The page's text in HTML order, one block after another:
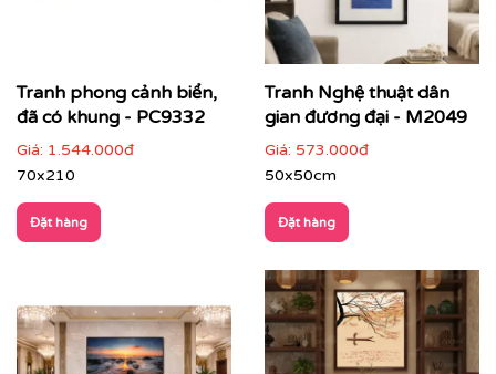
Tranh phong cảnh biển,
đã có khung - PC9332
Giá: 1.544.000đ
70x210
Đặt hàng
Tranh Nghệ thuật dân
gian đương đại - M2049
Giá: 573.000đ
50x50cm
Đặt hàng